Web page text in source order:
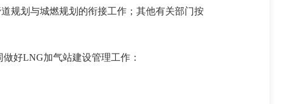
规划与城燃规划的衔接工作；其他有关部门按
好LNG加气站建设管理工作：